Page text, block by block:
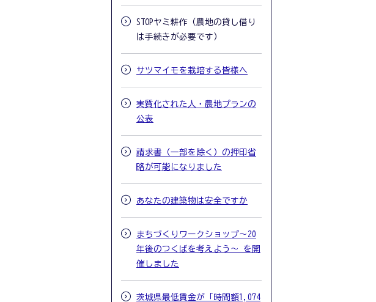
STOPヤミ耕作（農地の貸し借り
は手続きが必要です）
サツマイモを栽培する皆様へ
実質化された人・農地プランの
公表
請求書（一部を除く）の押印省
略が可能になりました
あなたの建築物は安全ですか
まちづくりワークショップ～20
年後のつくばを考えよう～ を開
催しました
茨城県最低賃金が「時間額1,074